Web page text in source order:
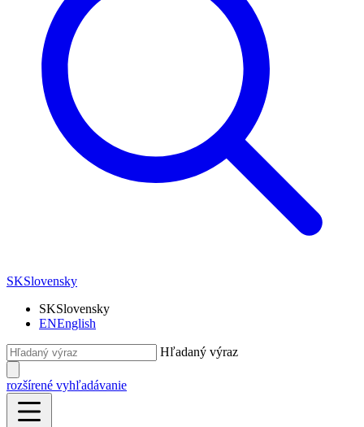
SKSlovensky
SKSlovensky
ENEnglish
Hľadaný výraz
rozšírené vyhľadávanie